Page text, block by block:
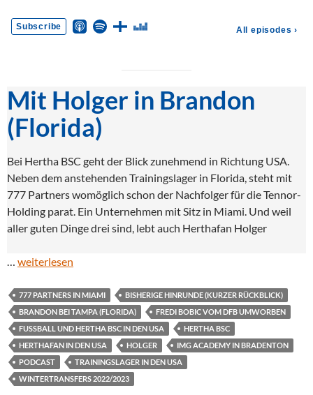
Mit Holger in Brandon
(Florida)
Bei Hertha BSC geht der Blick zunehmend in Richtung USA.
Neben dem anstehenden Trainingslager in Florida, steht mit
777 Partners womöglich schon der Nachfolger für die Tennor-
Holding parat. Ein Unternehmen mit Sitz in Miami. Und weil
aller guten Dinge drei sind, lebt auch Herthafan Holger
… weiterlesen
777 PARTNERS IN MIAMI
BISHERIGE HINRUNDE (KURZER RÜCKBLICK)
BRANDON BEI TAMPA (FLORIDA)
FREDI BOBIC VOM DFB UMWORBEN
FUSSBALL UND HERTHA BSC IN DEN USA
HERTHA BSC
HERTHAFAN IN DEN USA
HOLGER
IMG ACADEMY IN BRADENTON
PODCAST
TRAININGSLAGER IN DEN USA
WINTERTRANSFERS 2022/2023